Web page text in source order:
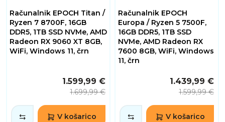
Računalnik EPOCH Titan /
Ryzen 7 8700F, 16GB
DDR5, 1TB SSD NVMe, AMD
Radeon RX 9060 XT 8GB,
WiFi, Windows 11, črn
1.599,99 €
1.699,99 €
V košarico
Računalnik EPOCH
Europa / Ryzen 5 7500F,
16GB DDR5, 1TB SSD
NVMe, AMD Radeon RX
7600 8GB, WiFi, Windows
11, črn
1.439,99 €
1.599,99 €
V košarico